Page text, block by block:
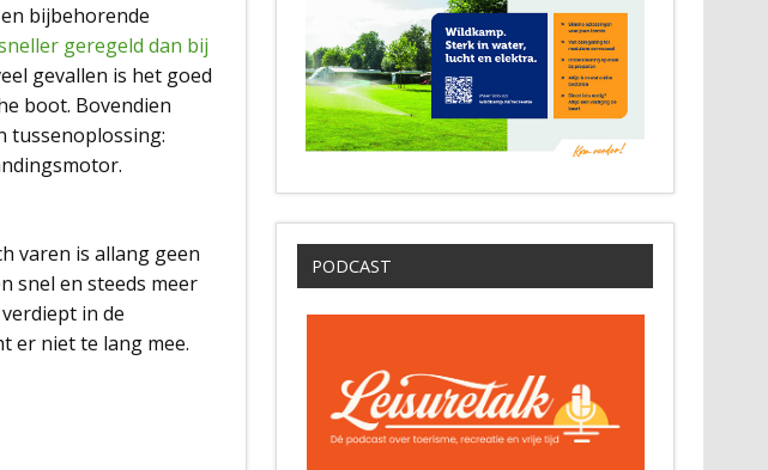
bijbehorende
geregeld dan bij
gevallen is het goed
boot. Bovendien
tussenoplossing:
varen is allang geen
snel en steeds meer
in de
er niet te lang mee.
PODCAST